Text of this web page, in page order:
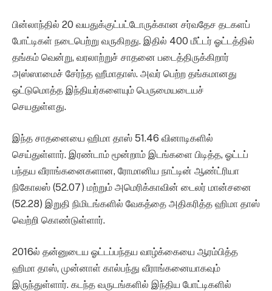
பின்லாந்தில் 20 வயதுக்குட்பட்டோருக்கான சர்வதேச தடகளப்
போட்டிகள் நடைபெற்று வருகிறது. இதில் 400 மீட்டர் ஓட்டத்தில்
தங்கம் வென்று, வரலாற்றுச் சாதனை படைத்திருக்கிறார்
அஸ்ஸாமைச் சேர்ந்த ஹீமாதாஸ். அவர் பெற்ற தங்கமானது
ஒட்டுமொத்த இந்தியர்களையும் பெருமையடையச்
செயதுள்ளது.
இந்த சாதனையை ஹிமா தாஸ் 51.46 வினாடிகளில்
செய்துள்ளார். இரண்டாம் மூன்றாம் இடங்களை பிடித்த, ஓட்டப்
பந்தய வீராங்கனைகளான, ரோமானிய நாட்டின் ஆண்ட்ரியா
நிகோலஸ் (52.07) மற்றும் அமெரிக்காவின் டைலர் மான்சனை
(52.28) இறுதி நிமிடங்களில் வேகத்தை அதிகரித்த ஹிமா தாஸ்
வெற்றி கொண்டுள்ளார்.
2016ல் தன்னுடைய ஓட்டப்பந்தய வாழ்க்கையை ஆரம்பித்த
ஹிமா தாஸ், முன்னாள் கால்பந்து வீராங்கனையாகவும்
இருந்துள்ளார். கடந்த வருடங்களில் இந்திய போட்டிகளில்